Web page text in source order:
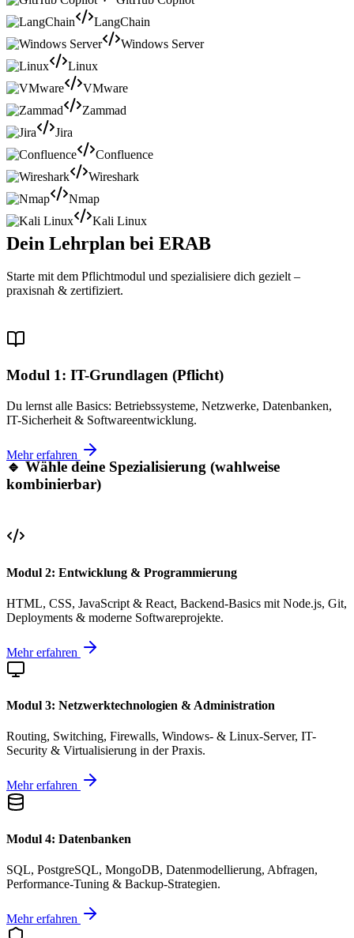
LangChain
Windows Server
Linux
VMware
Zammad
Jira
Confluence
Wireshark
Nmap
Kali Linux
Dein Lehrplan bei ERAB
Starte mit dem Pflichtmodul und spezialisiere dich gezielt –
praxisnah & zertifiziert.
Modul 1: IT-Grundlagen (Pflicht)
Du lernst alle Basics: Betriebssysteme, Netzwerke, Datenbanken,
IT-Sicherheit & Softwareentwicklung.
Mehr erfahren
🔹 Wähle deine Spezialisierung (wahlweise
kombinierbar)
Modul 2: Entwicklung & Programmierung
HTML, CSS, JavaScript & React, Backend-Basics mit Node.js, Git,
Deployments & moderne Softwareprojekte.
Mehr erfahren
Modul 3: Netzwerktechnologien & Administration
Routing, Switching, Firewalls, Windows- & Linux-Server, IT-
Security & Virtualisierung in der Praxis.
Mehr erfahren
Modul 4: Datenbanken
SQL, PostgreSQL, MongoDB, Datenmodellierung, Abfragen,
Performance-Tuning & Backup-Strategien.
Mehr erfahren